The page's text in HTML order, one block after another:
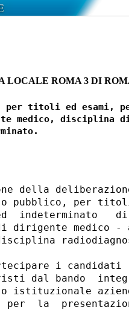
LOCALE ROMA 3 DI
per titoli ed esami,
medico, disciplina
della
pubblico, per
ed  indeterminato
dirigente medico -
i candidati
dal bando
istituzionale
per  la